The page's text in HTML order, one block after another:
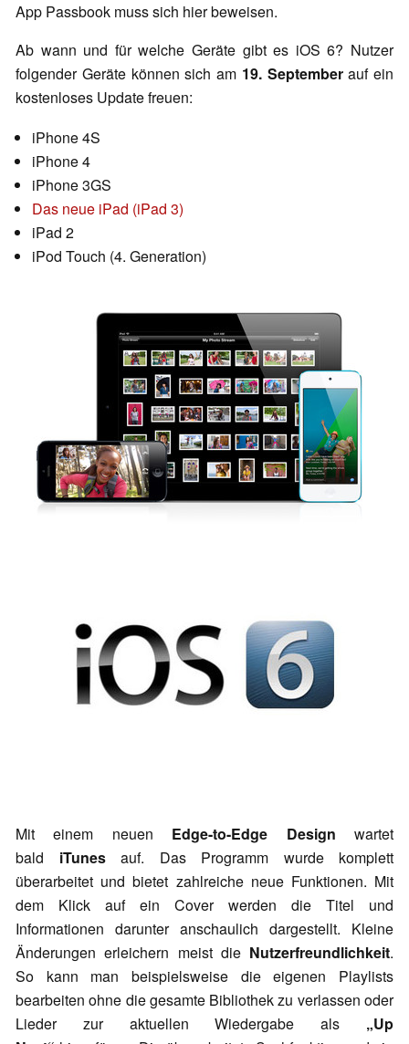
App Passbook muss sich hier beweisen.
Ab wann und für welche Geräte gibt es iOS 6? Nutzer
folgender Geräte können sich am 19. Septemberauf ein
kostenloses Update freuen:
iPhone 4S
iPhone 4
iPhone 3GS
Das neue iPad (iPad 3)
iPad 2
iPod Touch (4. Generation)
Mit einem neuen Edge-to-Edge Design wartet
bald iTunesauf. Das Programm wurde komplett
überarbeitet und bietet zahlreiche neue Funktionen. Mit
dem Klick auf ein Cover werden die Titel und
Informationen darunter anschaulich dargestellt. Kleine
Änderungen erleichern meist die Nutzerfreundlichkeit.
So kann man beispielsweise die eigenen Playlists
bearbeiten ohne die gesamte Bibliothek zu verlassen oder
Lieder zur aktuellen Wiedergabe als „Up